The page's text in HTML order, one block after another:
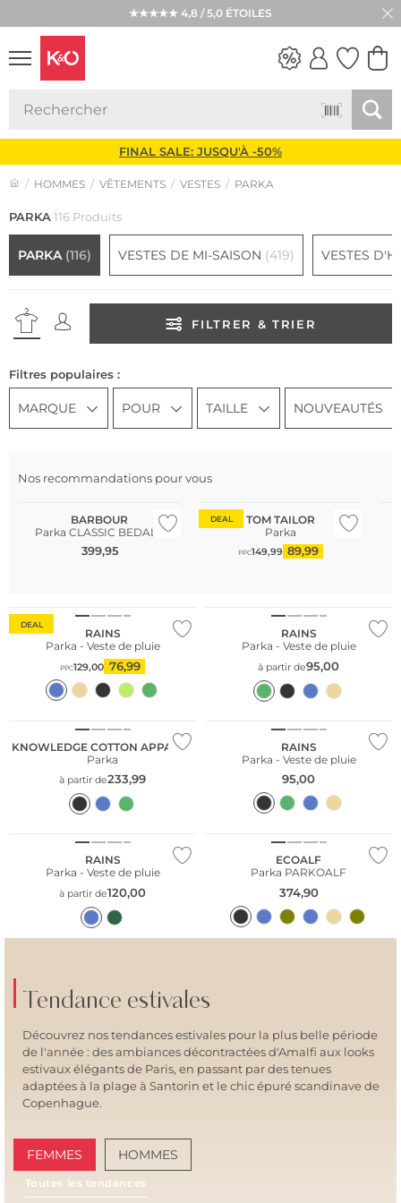
★★★★★ 4,8 / 5,0 ÉTOILES
FINAL SALE: JUSQU'À -50%
HOMMES VÊTEMENTS VESTES PARKA
PARKA116 Produits
PARKA (116) VESTES DE MI-SAISON (419) VESTES
FILTRER & TRIER
Filtres populaires :
MARQUE POUR TAILLE NOUVEAUTÉS
Nos recommandations pour vous
Meilleures ventes
BARBOUR
Parka CLASSIC BEDALE
399,95
DEAL
TOM TAILOR
Parka
PPC149,99 89,99
DEAL
RAINS
Parka - Veste de pluie
PPC129,00 76,99
RAINS
Parka - Veste de pluie
à partir de95,00
KNOWLEDGE COTTON APPAREL
Parka
à partir de233,99
RAINS
Parka - Veste de pluie
95,00
RAINS
Parka - Veste de pluie
à partir de120,00
ECOALF
Parka PARKOALF
374,90
Tendance estivales
Découvrez nos tendances estivales pour la plus belle période
de l'année : des ambiances décontractées d'Amalfi aux looks
estivaux élégants de Paris, en passant par des tenues
adaptées à la plage à Santorin et le chic épuré scandinave de
Copenhague.
FEMMES HOMMES
Toutes les tendances